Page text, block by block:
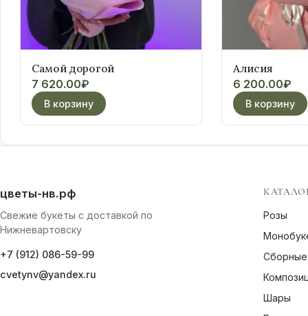
Самой дорогой
7 620.00₽
В корзину
Алисия
6 200.00₽
В корзину
цветы-нв.рф
Свежие букеты с доставкой по
Нижневартовску
+7 (912) 086-59-99
cvetynv@yandex.ru
Розы
Шары